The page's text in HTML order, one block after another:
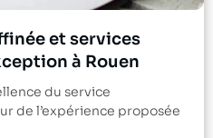
et services
à Rouen
du service
de l’expérience proposée